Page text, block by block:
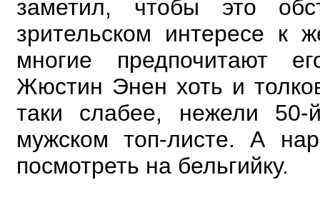
заметил, чтобы это
зрительском интересе к
многие предпочитают
Жюстин Энен хоть и
таки слабее, нежели
мужском топ-листе. А
посмотреть на бельгийку.